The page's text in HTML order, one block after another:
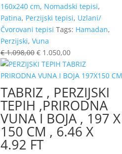
160x240 cm, Nomadski tepisi,
Patina, Perzijski tepisi, Uzlani/
Čvorovani tepisi Tags: Hamadan,
Perzijski,Vuna
€1.098,00 € 1.050,00
TABRIZ , PERZIJSKI
TEPIH ,PRIRODNA
VUNA I BOJA , 197 X
150 CM , 6.46 X
4.92 FT